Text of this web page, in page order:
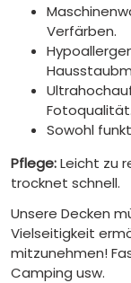
Verfärben.
Fotoqualität.
Sowohl
Pflege:Leicht zu
trocknet schnell.
Unsere Decken
Vielseitigkeit
mitzunehmen!
Camping usw.